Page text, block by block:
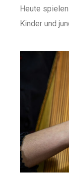
Heute
Kinder und